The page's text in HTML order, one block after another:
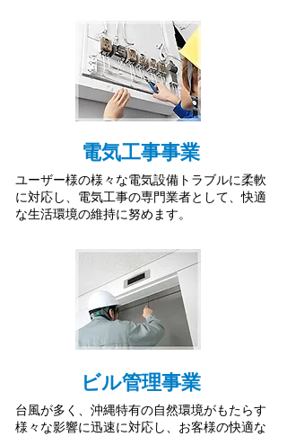
電気工事事業
ユーザー様の様々な電気設備トラブルに柔軟
に対応し、電気工事の専門業者として、快適
な生活環境の維持に努めます。
ビル管理事業
台風が多く、沖縄特有の自然環境がもたらす
様々な影響に迅速に対応し、お客様の快適な